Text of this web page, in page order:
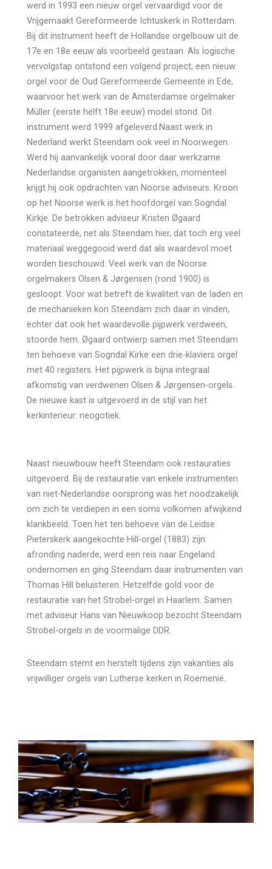
werd in 1993 een nieuw orgel vervaardigd voor de
Vrijgemaakt Gereformeerde Ichtuskerk in Rotterdam.
Bij dit instrument heeft de Hollandse orgelbouw uit de
17e en 18e eeuw als voorbeeld gestaan. Als logische
vervolgstap ontstond een volgend project, een nieuw
orgel voor de Oud Gereformeerde Gemeente in Ede,
waarvoor het werk van de Amsterdamse orgelmaker
Müller (eerste helft 18e eeuw) model stond. Dit
instrument werd 1999 afgeleverd.Naast werk in
Nederland werkt Steendam ook veel in Noorwegen.
Werd hij aanvankelijk vooral door daar werkzame
Nederlandse organisten aangetrokken, momenteel
krijgt hij ook opdrachten van Noorse adviseurs. Kroon
op het Noorse werk is het hoofdorgel van Sogndal
Kirkje. De betrokken adviseur Kristen Øgaard
constateerde, net als Steendam hier, dat toch erg veel
materiaal weggegooid werd dat als waardevol moet
worden beschouwd. Veel werk van de Noorse
orgelmakers Olsen & Jørgensen (rond 1900) is
gesloopt. Voor wat betreft de kwaliteit van de laden en
de mechanieken kon Steendam zich daar in vinden,
echter dat ook het waardevolle pijpwerk verdween,
stoorde hem. Øgaard ontwierp samen met Steendam
ten behoeve van Sogndal Kirke een drie-klaviers orgel
met 40 registers. Het pijpwerk is bijna integraal
afkomstig van verdwenen Olsen & Jørgensen-orgels.
De nieuwe kast is uitgevoerd in de stijl van het
kerkinterieur: neogotiek.
Naast nieuwbouw heeft Steendam ook restauraties
uitgevoerd. Bij de restauratie van enkele instrumenten
van niet-Nederlandse oorsprong was het noodzakelijk
om zich te verdiepen in een soms volkomen afwijkend
klankbeeld. Toen het ten behoeve van de Leidse
Pieterskerk aangekochte Hill-orgel (1883) zijn
afronding naderde, werd een reis naar Engeland
ondernomen en ging Steendam daar instrumenten van
Thomas Hill beluisteren. Hetzelfde gold voor de
restauratie van het Strobel-orgel in Haarlem. Samen
met adviseur Hans van Nieuwkoop bezocht Steendam
Strobel-orgels in de voormalige DDR.
Steendam stemt en herstelt tijdens zijn vakanties als
vrijwilliger orgels van Lutherse kerken in Roemenië.